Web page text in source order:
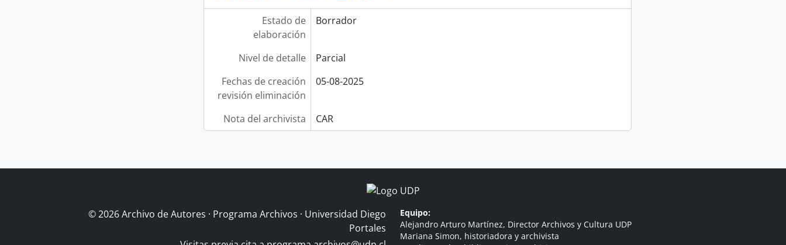
Estado de
elaboración
Borrador
Nivel de detalle
Parcial
Fechas de creación
revisión eliminación
05-08-2025
Nota del archivista CAR
© 2026 Archivo de Autores · Programa Archivos · Universidad Diego
Portales
Equipo:
Alejandro Arturo Martínez, Director Archivos y Cultura UDP
Mariana Simon, historiadora y archivista